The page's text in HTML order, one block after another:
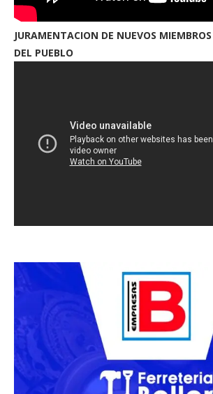
JURAMENTACION DE NUEVOS
DEL PUEBLO